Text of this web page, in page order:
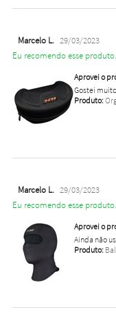
Marcelo L. 29/03/2023
Eu recomendo esse produto.
Aprovei o
Gostei
Produto:
Marcelo L. 29/03/2023
Eu recomendo esse produto.
Aprovei o
Ainda não
Produto: